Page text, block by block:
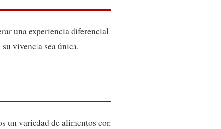
una experiencia diferencial
vivencia sea única.
un variedad de alimentos con